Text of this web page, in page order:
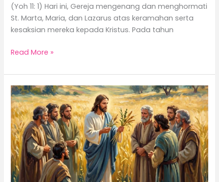
(Yoh 11: 1) Hari ini, Gereja mengenang dan menghormati
St. Marta, Maria, dan Lazarus atas keramahan serta
kesaksian mereka kepada Kristus. Pada tahun
Read More »
Kesabaran
Allah